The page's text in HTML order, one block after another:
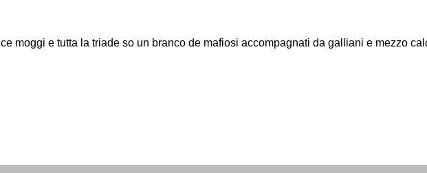
moggi e tutta la triade so un branco de mafiosi accompagnati da galliani e mezzo